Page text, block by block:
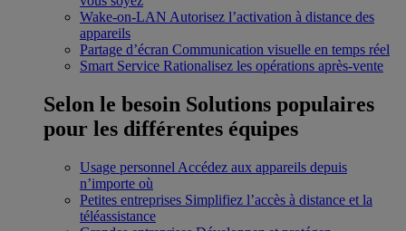
Wake-on-LAN Autorisez l’activation à distance des
appareils
Partage d’écran Communication visuelle en temps réel
Smart Service Rationalisez les opérations après-vente
Selon le besoin Solutions populaires
pour les différentes équipes
Usage personnel Accédez aux appareils depuis
n’importe où
Petites entreprises Simplifiez l’accès à distance et la
téléassistance